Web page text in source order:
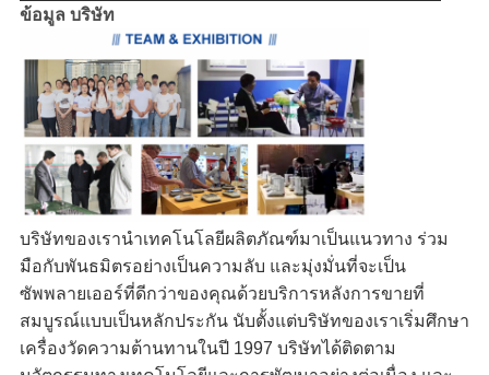
ข้อมูล บริษัท
บริษัทของเรานำเทคโนโลยีผลิตภัณฑ์มาเป็นแนวทาง ร่วม
มือกับพันธมิตรอย่างเป็นความลับ และมุ่งมั่นที่จะเป็น
ซัพพลายเออร์ที่ดีกว่าของคุณด้วยบริการหลังการขายที่
สมบูรณ์แบบเป็นหลักประกัน นับตั้งแต่บริษัทของเราเริ่มศึกษา
เครื่องวัดความต้านทานในปี 1997 บริษัทได้ติดตาม